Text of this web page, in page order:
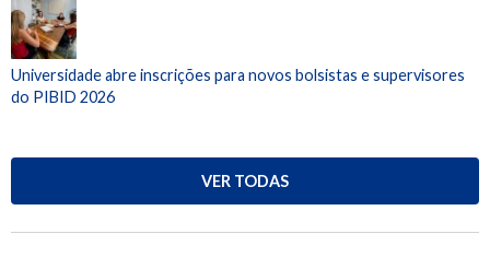
Universidade abre inscrições para novos bolsistas e supervisores
do PIBID 2026
VER TODAS